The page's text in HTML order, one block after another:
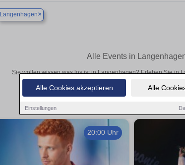
Alle Cookies akzeptieren Alle
Einstellungen
Langenhagen×
Alle Events in
Sie wollen wissen was los ist in Langenhagen? Erleben Sie in
Theateraufführungen oder aufregende
20:00 Uhr